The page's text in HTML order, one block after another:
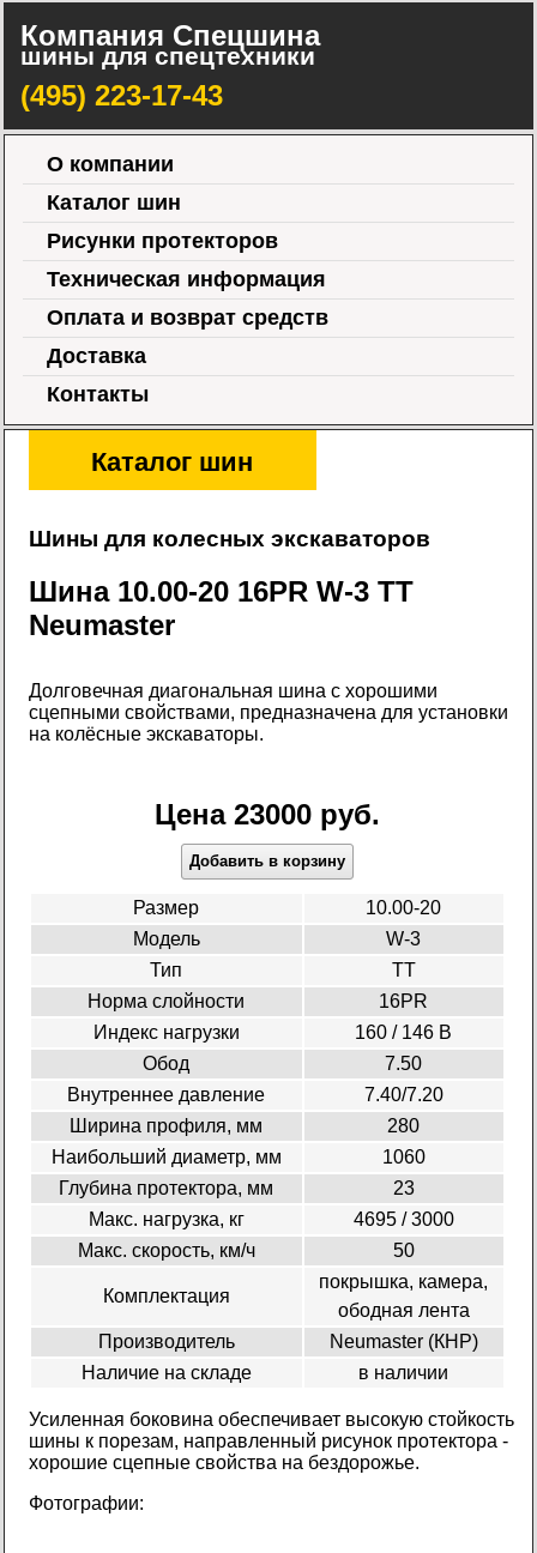
Компания Спецшина
шины для спецтехники
(495) 223-17-43
О компании
Каталог шин
Рисунки протекторов
Техническая информация
Оплата и возврат средств
Доставка
Контакты
Каталог шин
Шины для колесных экскаваторов
Шина 10.00-20 16PR W-3 TT
Neumaster
Долговечная диагональная шина с хорошими
сцепными свойствами, предназначена для установки
на колёсные экскаваторы.
Цена 23000 руб.
Добавить в корзину
Размер
10.00-20
Модель
W-3
Тип
TT
Норма слойности
16PR
Индекс нагрузки
160 / 146 B
Обод
7.50
Внутреннее давление
7.40/7.20
Ширина профиля, мм
280
Наибольший диаметр, мм
1060
Глубина протектора, мм
23
Макс. нагрузка, кг
4695 / 3000
Макс. скорость, км/ч
50
Комплектация
покрышка, камера,
ободная лента
Производитель
Neumaster (КНР)
Наличие на складе
в наличии
Усиленная боковина обеспечивает высокую стойкость
шины к порезам, направленный рисунок протектора -
хорошие сцепные свойства на бездорожье.
Фотографии: